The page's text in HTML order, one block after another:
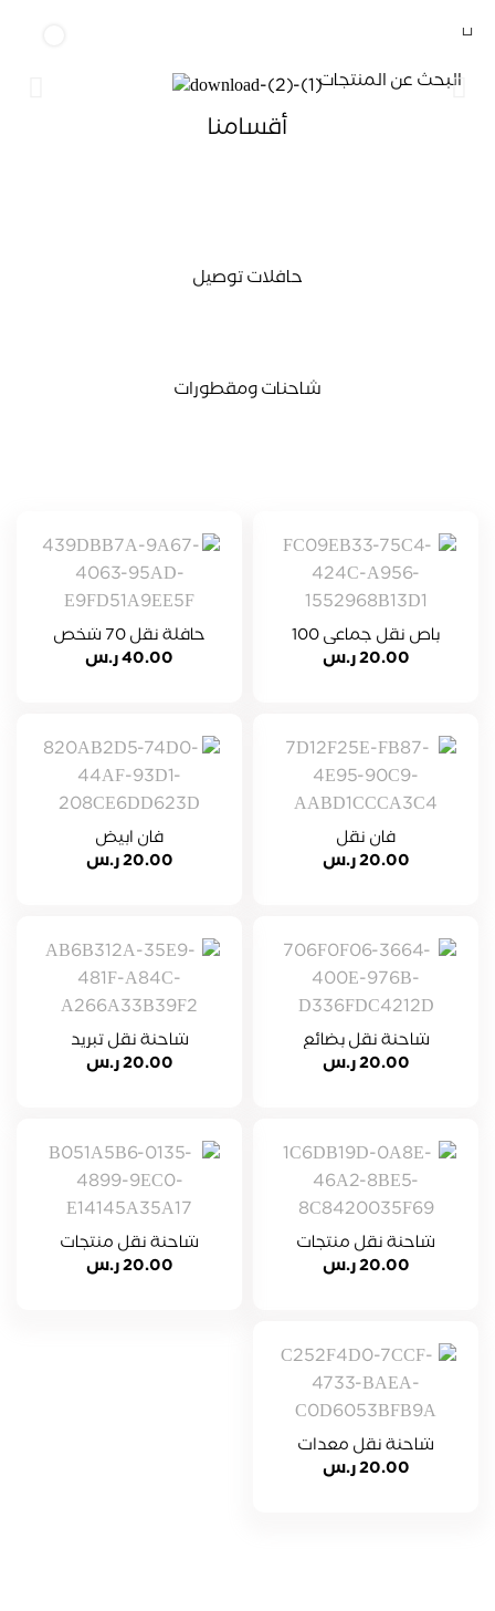
أقسامنا
حافلات توصيل
شاحنات ومقطورات
باص نقل جماعي 100
مقعد
20.00ر.س
حافلة نقل 70 شخص
40.00ر.س
فان نقل
20.00ر.س
فان ابيض
20.00ر.س
شاحنة نقل بضائع
20.00ر.س
شاحنة نقل تبريد
20.00ر.س
شاحنة نقل منتجات
حساسه
20.00ر.س
شاحنة نقل منتجات
غذائيه
20.00ر.س
شاحنة نقل معدات
20.00ر.س